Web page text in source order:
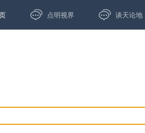
 点明视界  谈天论地